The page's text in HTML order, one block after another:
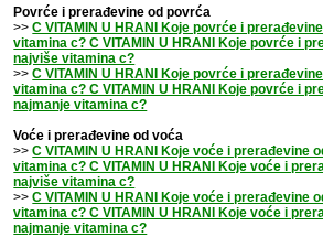
Povrće i prerađevine od povrća
>>C VITAMIN U HRANI Koje povrće i
vitamina c? C VITAMIN U HRANI Koje povrće i
najviše vitamina c?
>>C VITAMIN U HRANI Koje povrće i
vitamina c? C VITAMIN U HRANI Koje povrće i
najmanje vitamina c?
Voće i prerađevine od voća
>>C VITAMIN U HRANI Koje voće i prerađevine
vitamina c? C VITAMIN U HRANI Koje voće i
najviše vitamina c?
>>C VITAMIN U HRANI Koje voće i prerađevine
vitamina c? C VITAMIN U HRANI Koje voće i
najmanje vitamina c?